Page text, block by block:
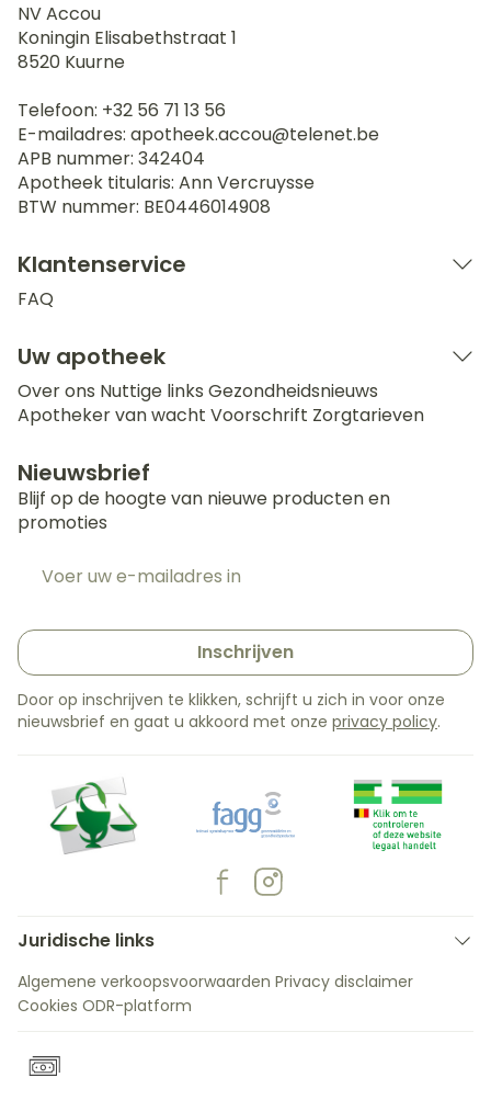
NV Accou
Koningin Elisabethstraat 1
8520 Kuurne
Telefoon: +32 56 71 13 56
E-mailadres: apotheek.accou@telenet.be
APB nummer: 342404
Apotheek titularis: Ann Vercruysse
BTW nummer: BE0446014908
Klantenservice
FAQ
Uw apotheek
Over ons Nuttige links Gezondheidsnieuws
Apotheker van wacht Voorschrift Zorgtarieven
Nieuwsbrief
Blijf op de hoogte van nieuwe producten en
promoties
Inschrijven
Door op inschrijven te klikken, schrijft u zich in voor onze
nieuwsbrief en gaat u akkoord met onze privacy policy.
Juridische links
Algemene verkoopsvoorwaarden Privacy disclaimer
Cookies ODR-platform